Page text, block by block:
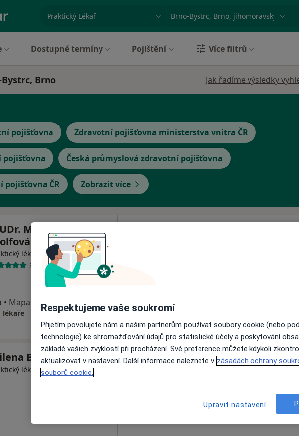
specializace, nemoc nebo příjmení
Dostupné termíny Pojištění Více filtrů
Brno Jak řadíme výsledky
pojišťovna Zdravotní pojišťovna ministerstva vnitra ČR
pojišťovna Česká průmyslová zdravotní pojišťovna
pojišťovna ČR Zobrazit více
Michaela
lékař
31 názorů
• Mapa
lékaře
Bartošovská
lékař, Pediatr
Dnes Zítra Po
10 Srpen
Út
11
Online rezervace termínu není k
Respektujeme vaše soukromí
Přijetím povolujete nám a našim partnerům používat soubory cookie (nebo
technologie) ke shromažďování údajů pro statistické účely a poskytování
základě vašich zvyklostí při procházení. Své preference můžete kdykoli
aktualizovat v nastavení. Další informace naleznete v zásadách ochrany
souborů cookie.
Upravit nastavení